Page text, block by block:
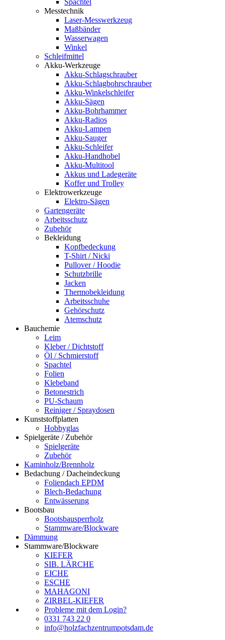
Spachtel
Messtechnik
Laser-Messwerkzeug
Maßbänder
Wasserwagen
Winkel
Schleifmittel
Akku-Werkzeuge
Akku-Schlagschrauber
Akku-Schlagbohrschrauber
Akku-Winkelschleifer
Akku-Sägen
Akku-Bohrhammer
Akku-Radios
Akku-Lampen
Akku-Sauger
Akku-Schleifer
Akku-Handhobel
Akku-Multitool
Akkus und Ladegeräte
Koffer und Trolley
Elektrowerkzeuge
Elektro-Sägen
Gartengeräte
Arbeitsschutz
Zubehör
Bekleidung
Kopfbedeckung
T-Shirt / Nicki
Pullover / Hoodie
Schutzbrille
Jacken
Thermobekleidung
Arbeitsschuhe
Gehörschutz
Atemschutz
Bauchemie
Leim
Kleber / Dichtstoff
Öl / Schmierstoff
Spachtel
Folien
Klebeband
Betonestrich
PU-Schaum
Reiniger / Spraydosen
Kunststoffplatten
Hobbyglas
Spielgeräte / Zubehör
Spielgeräte
Zubehör
Kaminholz/Brennholz
Bedachung / Dacheindeckung
Foliendach EPDM
Blech-Bedachung
Entwässerung
Bootsbau
Bootsbausperrholz
Stammware/Blockware
Dämmung
Stammware/Blockware
KIEFER
SIB. LÄRCHE
EICHE
ESCHE
MAHAGONI
ZIRBEL-KIEFER
Probleme mit dem Login?
0331 743 22 0
info@holzfachzentrumpotsdam.de